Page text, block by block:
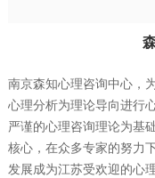
南京森知心理咨询中心，
心理分析为理论导向进行
严谨的心理咨询理论为基
核心，在众多专家的努力
发展成为江苏受欢迎的心